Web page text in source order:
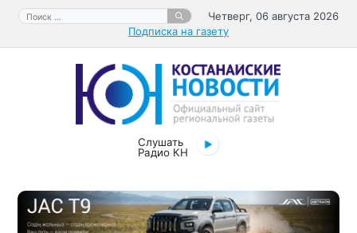
Перейти
содержимому
Поиск:
Четверг, 06 августа 2026
Подписка на газету
Слушать
Радио КН